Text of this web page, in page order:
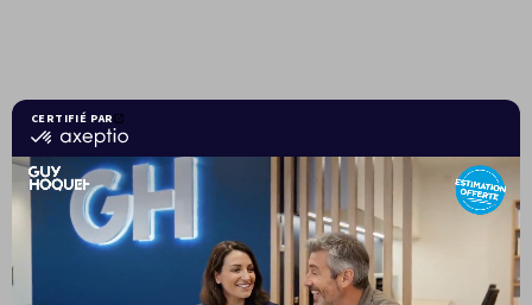
Guy HoquetLE CREUSOT
61 rue Maréchal Foch